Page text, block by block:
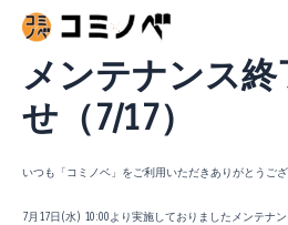
メンテナンス終
せ（7/17）
いつも「コミノベ」をご利用いただきありがとうござ
7月17日(水) 10:00より実施しておりましたメンテナ